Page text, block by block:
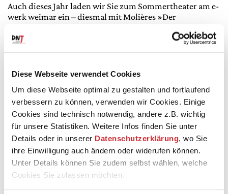
Diese Webseite verwendet Cookies
Um diese Webseite optimal zu gestalten und fortlaufend
verbessern zu können, verwenden wir Cookies. Einige
Cookies sind technisch notwendig, andere z.B. wichtig
für unsere Statistiken. Weitere Infos finden Sie unter
Details oder in unserer Datenschutzerklärung, wo Sie
ihre Einwilligung auch ändern oder widerufen können.
Unter Details können Sie zudem selbst wählen, welche
Cookies Sie zulassen möchten.
Auch dieses Jahr laden wir Sie zum Sommertheater am e-
werk weimar ein – diesmal mit Molières »Der
Menschenfeind«, einer der meistgespielten Komödien
des französischen Theatergenies. Schauspieler und
Regisseur Jörg Pohl wird diesen Klassiker als rasantes
fliegen.
Hinweis: Aufgrund der zu erwartenden hohen
Temperaturen am 25. und 28. Juni 2026 werden auf
dem Sommertheater-Gelände Eimer mit kaltem Wasser
bereitstehen, in denen mitgebrachte Handtücher zur
Kühlung befeuchtet werden können. Auf einigen
Sitzplätzen gibt es zum Beginn der Aufführung noch
Sonneneinstrahlung, im Verlauf der Veranstaltung liegt